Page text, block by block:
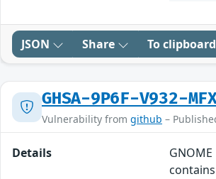
JSON Share To clipboard
GHSA-9P6F-V932-
Vulnerability from github –
Details